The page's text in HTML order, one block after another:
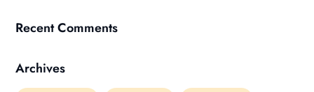
Recent Comments
Archives